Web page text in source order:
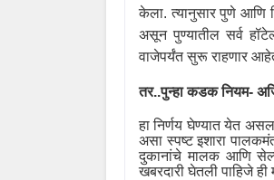
केला. त्यानुसार पुणे आणि
असून पुण्यातील सर्व
वाजेपर्यंत सुरू राहणार
तर..पुन्हा कडक नियम-
हा निर्णय घेण्यात येत
असा स्पष्ट इशारा
दुकानांचे मालक आणि
खबरदारी घेतली पाहिजे